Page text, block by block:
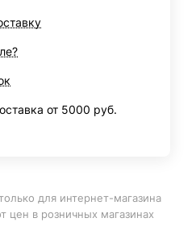
от 5000 руб.
для интернет-магазина
цен в розничных магазинах